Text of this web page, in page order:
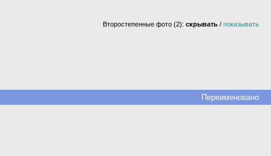
Второстепенные фото (2): скрывать / показывать
Переименовано